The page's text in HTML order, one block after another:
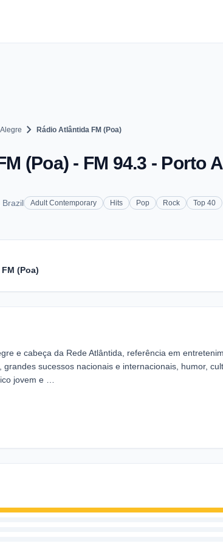
chevron_right Rádio Atlântida FM (Poa)
(Poa) - FM 94.3 - Porto
Brazil Adult Contemporary Hits Pop Rock Top 40
(Poa)
e cabeça da Rede Atlântida, referência em
sucessos nacionais e internacionais, humor,
jovem e …